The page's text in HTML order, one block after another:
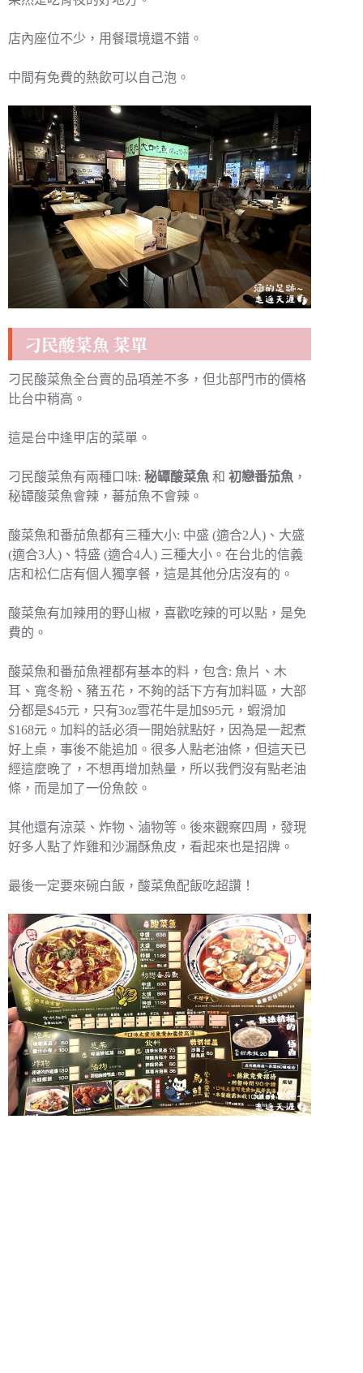
店內座位不少，用餐環境還不錯。
中間有免費的熱飲可以自己泡。
刁民酸菜魚 菜單
刁民酸菜魚全台賣的品項差不多，但北部門市的價格
比台中稍高。
這是台中逢甲店的菜單。
刁民酸菜魚有兩種口味: 秘罈酸菜魚 和 初戀番茄魚 ，
秘罈酸菜魚會辣，蕃茄魚不會辣。
酸菜魚和番茄魚都有三種大小: 中盛 (適合2人)、大盛
(適合3人)、特盛 (適合4人) 三種大小。在台北的信義
店和松仁店有個人獨享餐，這是其他分店沒有的。
酸菜魚有加辣用的野山椒，喜歡吃辣的可以點，是免
費的。
酸菜魚和番茄魚裡都有基本的料，包含: 魚片、木
耳、寬冬粉、豬五花，不夠的話下方有加料區，大部
分都是$45元，只有3oz雪花牛是加$95元，蝦滑加
$168元。加料的話必須一開始就點好，因為是一起煮
好上桌，事後不能追加。很多人點老油條，但這天已
經這麼晚了，不想再增加熱量，所以我們沒有點老油
條，而是加了一份魚餃。
其他還有涼菜、炸物、滷物等。後來觀察四周，發現
好多人點了炸雞和沙漏酥魚皮，看起來也是招牌。
最後一定要來碗白飯，酸菜魚配飯吃超讚！